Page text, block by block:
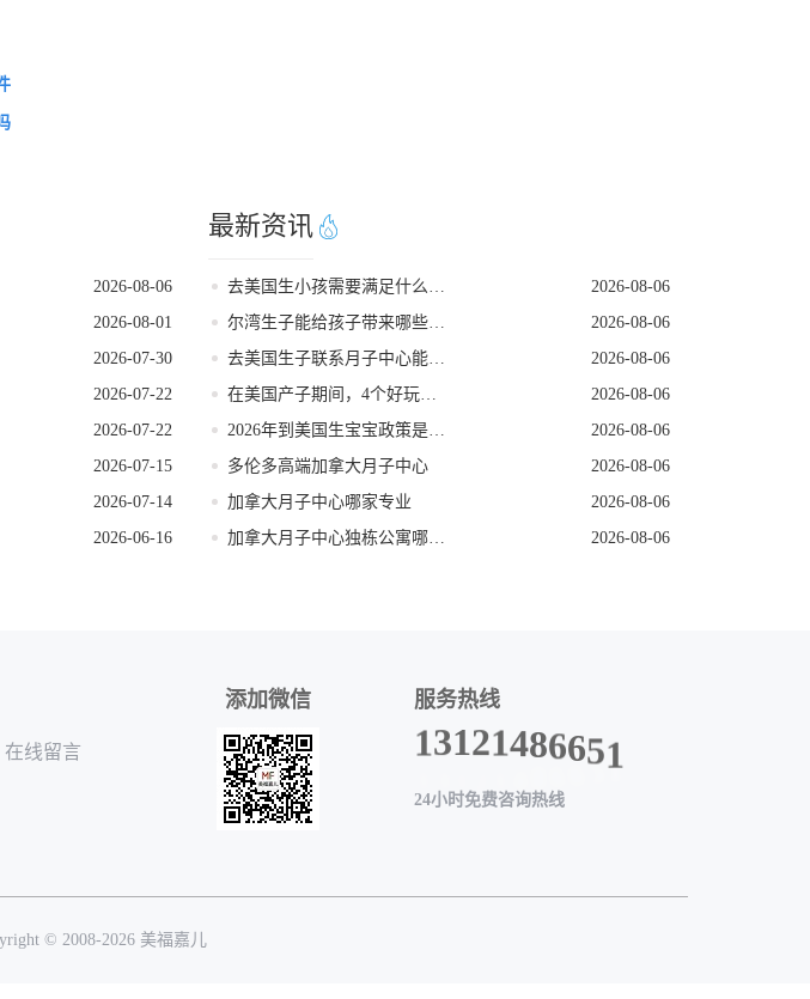
2026-08-06
2026-08-01
2026-07-30
2026-07-22
2026-07-22
2026-07-15
2026-07-14
2026-06-16
最新资讯
去美国生小孩需要满足什么条件
2026-08-06
尔湾生子能给孩子带来哪些长期红利
2026-08-06
去美国生子联系月子中心能解锁哪些省心服务
2026-08-06
在美国产子期间，4个好玩的低强度打卡地
2026-08-06
2026年到美国生宝宝政策是否发生变动
2026-08-06
多伦多高端加拿大月子中心
2026-08-06
加拿大月子中心哪家专业
2026-08-06
加拿大月子中心独栋公寓哪家好
2026-08-06
在线留言
添加微信 服务热线
13121486651
24小时免费咨询热线
© 2008-2026 美福嘉儿